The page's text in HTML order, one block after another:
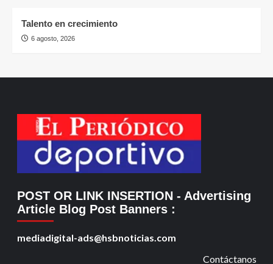
Talento en crecimiento
6 agosto, 2026
POST OR LINK INSERTION - Advertising
Article Blog Post Banners :
mediadigital-ads@hsbnoticias.com
Contáctanos